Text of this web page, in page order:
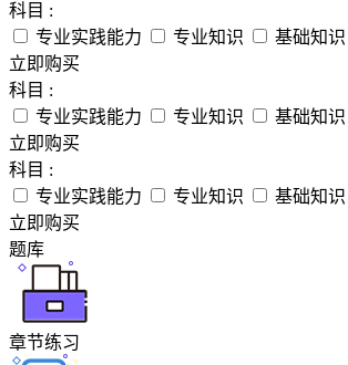
科目 :
专业实践能力
专业知识 基础知识
立即购买
科目 :
专业实践能力
专业知识 基础知识
立即购买
科目 :
专业实践能力
专业知识 基础知识
立即购买
题库
章节练习